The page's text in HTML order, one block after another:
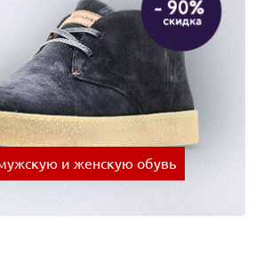
и женскую обувь
Оплачивай покупки